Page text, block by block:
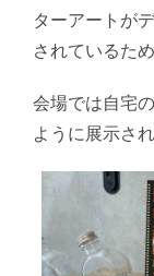
ターアートが
されているた
会場では自宅
ように展示さ